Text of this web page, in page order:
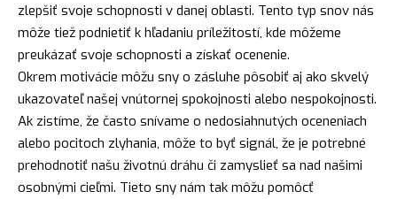
zlepšiť svoje schopnosti v danej oblasti. Tento typ snov nás
môže tiež podnietiť k hľadaniu príležitostí, kde môžeme
preukázať svoje schopnosti a získať ocenenie.
Okrem motivácie môžu sny o zásluhe pôsobiť aj ako skvelý
ukazovateľ našej vnútornej spokojnosti alebo nespokojnosti.
Ak zistíme, že často snívame o nedosiahnutých oceneniach
alebo pocitoch zlyhania, môže to byť signál, že je potrebné
prehodnotiť našu životnú dráhu či zamyslieť sa nad našimi
osobnými cieľmi. Tieto sny nám tak môžu pomôcť